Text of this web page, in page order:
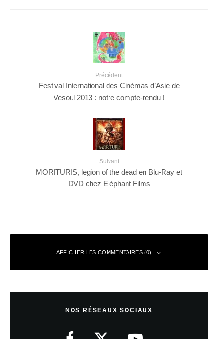
Précédent
Festival International des Cinémas d’Asie de
Vesoul 2013 : notre compte-rendu !
Suivant
MORITURIS, legion of the dead en Blu-Ray et
DVD chez Eléphant Films
AFFICHER LES COMMENTAIRES (0)
NOS RÉSEAUX SOCIAUX